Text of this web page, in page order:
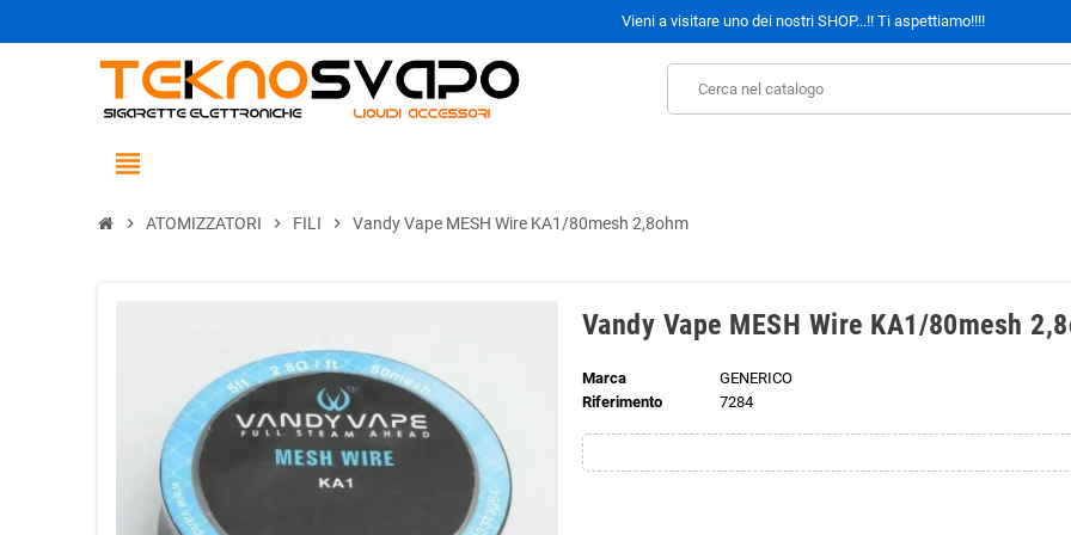
Vieni a visitare uno dei nostri SHOP...!! Ti aspettiamo!!!!
view_headline
chevron_right ATOMIZZATORI chevron_right FILI chevron_right Vandy Vape MESH Wire KA1/80mesh 2,8ohm
Vandy Vape MESH Wire KA1/80mesh
Marca
GENERICO
Riferimento
7284